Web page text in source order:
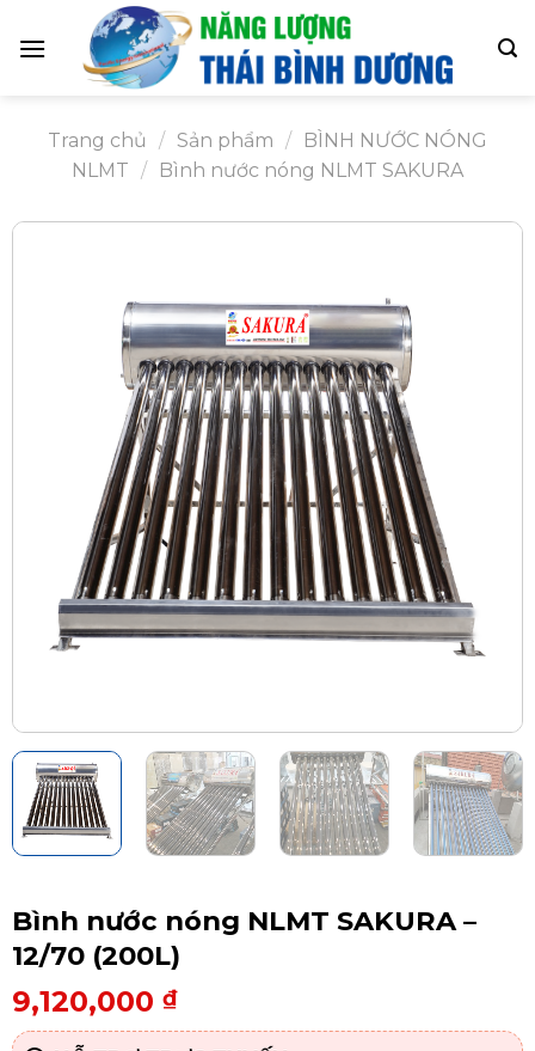
Trang chủ / Sản phẩm /
BÌNH NƯỚC NÓNG
NLMT / Bình nước nóng NLMT SAKURA
Bình nước nóng NLMT SAKURA –
12/70 (200L)
9,120,000 ₫